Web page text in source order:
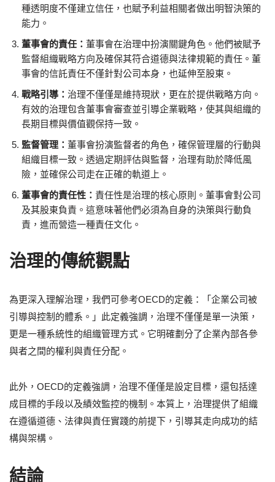
種透明度不僅建立信任，也賦予利益相關者做出明智決策的
能力。
董事會的責任： 董事會在治理中扮演關鍵角色。他們被賦予
監督組織戰略方向及確保其符合道德與法律規範的責任。董
事會的信託責任不僅針對公司本身，也延伸至股東。
戰略引導： 治理不僅僅是維持現狀，更在於提供戰略方向。
有效的治理包含董事會審查並引導企業戰略，使其與組織的
長期目標與價值觀保持一致。
監督管理： 董事會扮演監督者的角色，確保管理層的行動與
組織目標一致。透過定期評估與監督，治理有助於降低風
險，並確保公司走在正確的軌道上。
董事會的責任性： 責任性是治理的核心原則。董事會對公司
及其股東負責。這意味著他們必須為自身的決策與行動負
責，進而營造一種責任文化。
治理的傳統觀點
為更深入理解治理，我們可參考OECD的定義：「企業公司被
引導與控制的體系。」此定義強調，治理不僅僅是單一決策，
更是一種系統性的組織管理方式。它明確劃分了企業內部各參
與者之間的權利與責任分配。
此外，OECD的定義強調，治理不僅僅是設定目標，還包括達
成目標的手段以及績效監控的機制。本質上，治理提供了組織
在遵循道德、法律與責任實踐的前提下，引導其走向成功的結
構與架構。
結論